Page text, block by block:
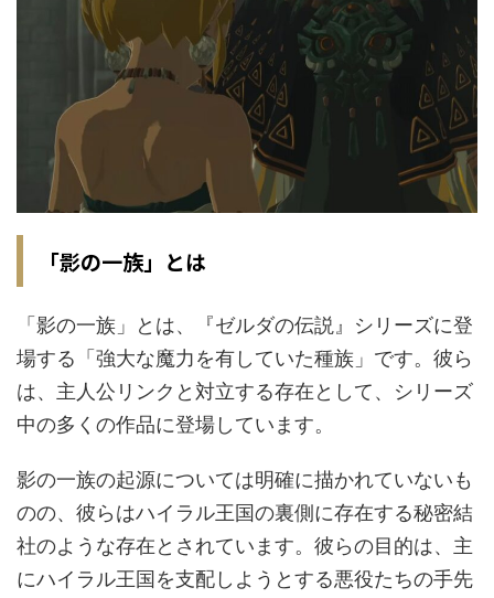
「影の一族」とは
「影の一族」とは、『ゼルダの伝説』シリーズに登
場する「強大な魔力を有していた種族」です。彼ら
は、主人公リンクと対立する存在として、シリーズ
中の多くの作品に登場しています。
影の一族の起源については明確に描かれていないも
のの、彼らはハイラル王国の裏側に存在する秘密結
社のような存在とされています。彼らの目的は、主
にハイラル王国を支配しようとする悪役たちの手先